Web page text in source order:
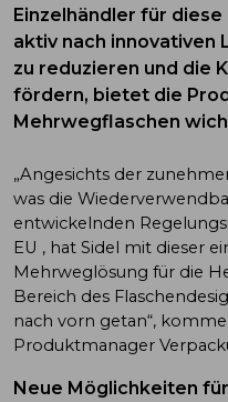
Einzelhändler für
aktiv nach innovativen
zu reduzieren und die
fördern, bietet die
Mehrwegflaschen
„Angesichts der
was die
entwickelnden
EU , hat Sidel mit dieser
Mehrweglösung für die
Bereich des
nach vorn getan“,
Produktmanager
Neue Möglichkeiten